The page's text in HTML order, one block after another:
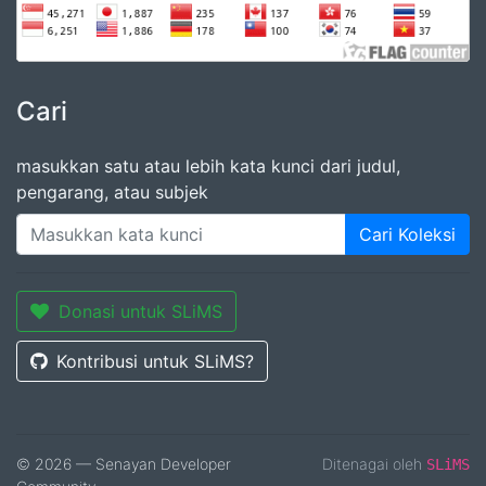
Cari
masukkan satu atau lebih kata kunci dari judul,
pengarang, atau subjek
Cari Koleksi
Donasi untuk SLiMS
Kontribusi untuk SLiMS?
© 2026 — Senayan Developer
Ditenagai oleh SLiMS